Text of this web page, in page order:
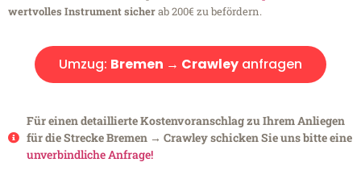
wertvolles Instrument sicherab 200€ zu befördern.
Umzug: Bremen → Crawley anfragen
Für einen detaillierte Kostenvoranschlag zu Ihrem Anliegen
für die Strecke Bremen → Crawley schicken Sie uns bitte eine
unverbindliche Anfrage!